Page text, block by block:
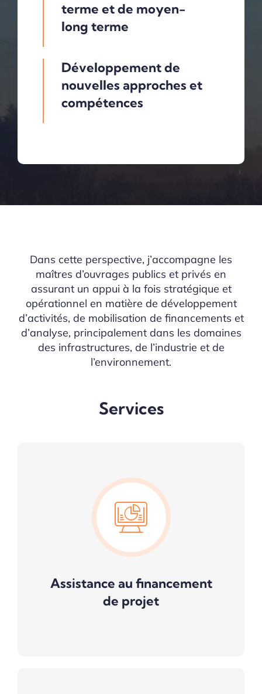
terme et de moyen-
long terme
Développement de
nouvelles approches et
compétences
Dans cette perspective, j’accompagne les
maîtres d’ouvrages publics et privés en
assurant un appui à la fois stratégique et
opérationnel en matière de développement
d’activités, de mobilisation de financements et
d’analyse, principalement dans les domaines
des infrastructures, de l’industrie et de
l’environnement.
Services
Assistance au financement
de projet